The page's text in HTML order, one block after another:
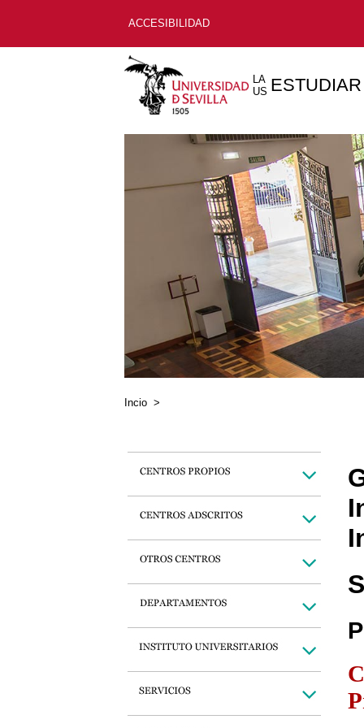
ACCESIBILIDAD
LA
US ESTUDIAR
Incio >